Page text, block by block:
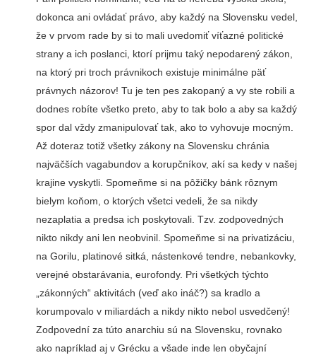
dokonca ani ovládať právo, aby každý na Sloven­sku vedel,
že v prvom rade by si to mali uvedomiť ví­ťazné politické
strany a ich poslanci, ktorí prijmu taký nepodarený zákon,
na kto­rý pri troch právnikoch exis­tuje minimálne päť
právnych názorov! Tu je ten pes zako­paný a vy ste robili a
dodnes robíte všetko preto, aby to tak bolo a aby sa každý
spor dal vždy zmanipulovať tak, ako to vyhovuje mocným.
Až do­teraz totiž všetky zákony na Slovensku chránia
najväčších vagabundov a korupčníkov, akí sa kedy v našej
krajine vyskytli. Spomeňme si na pôžičky bánk rôznym
bielym koňom, o ktorých všetci ve­deli, že sa nikdy
nezaplatia a predsa ich poskytovali. Tzv. zodpovedných
nikto nikdy ani len neobvinil. Spomeňme si na privatizáciu,
na Gorilu, platinové sitká, nástenkové tendre, nebankovky,
verejné obstarávania, eurofondy. Pri všetkých týchto
„zákonných“ aktivitách (veď ako ináč?) sa kradlo a
korumpovalo v mi­liardách a nikdy nikto nebol usvedčený!
Zodpovední za túto anarchiu sú na Sloven­sku, rovnako
ako napríklad aj v Grécku a všade inde len obyčajní